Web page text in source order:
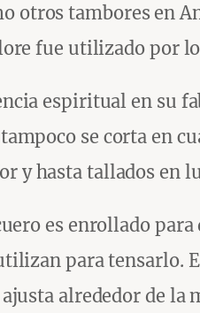
otros tambores en
fue utilizado por
espiritual en su
se corta en
y hasta tallados en
es enrollado
para tensarlo.
alrededor de la